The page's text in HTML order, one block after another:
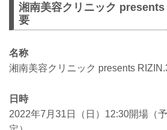
湘南美容クリニック
要
名称
湘南美容クリニック presents
日時
2022年7月31日（日）12:30開場（